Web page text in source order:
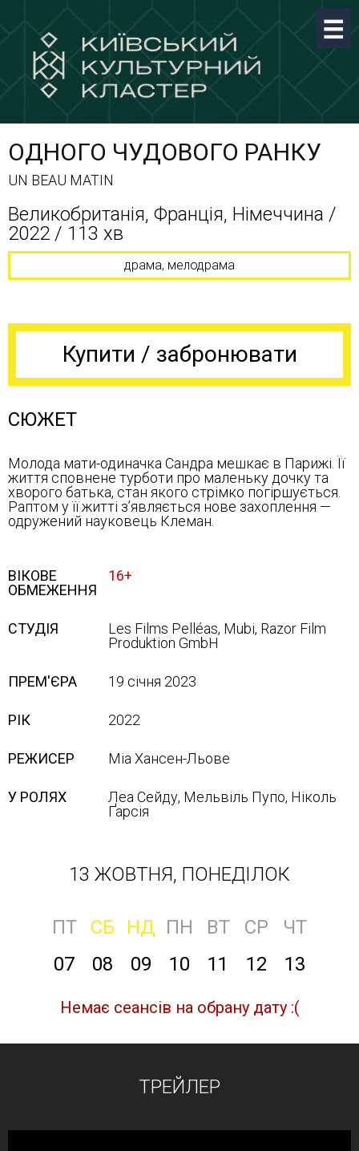
ОДНОГО ЧУДОВОГО РАНКУ
UN BEAU MATIN
Великобританія, Франція, Німеччина /
2022 / 113 хв
драма, мелодрама
Купити / забронювати
СЮЖЕТ
Молода мати-одиначка Сандра мешкає в Парижі. Її
життя сповнене турботи про маленьку дочку та
хворого батька, стан якого стрімко погіршується.
Раптом у її житті з’являється нове захоплення —
одружений науковець Клеман.
ВІКОВЕ
ОБМЕЖЕННЯ
16+
СТУДІЯ
Les Films Pelléas, Mubi, Razor Film
Produktion GmbH
ПРЕМ'ЄРА 19 січня 2023
РІК 2022
РЕЖИСЕР Міа Хансен-Льове
У РОЛЯХ
Леа Сейду, Мельвіль Пупо, Ніколь
Ґарсія
13 ЖОВТНЯ, ПОНЕДІЛОК
ПТ СБ НД ПН ВТ СР
ЧТ
07
08 09 10 11 12 13
Немає сеансів на обрану дату :(
ТРЕЙЛЕР